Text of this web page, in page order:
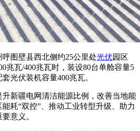
图壁县西北侧约25公里处光伏园区
兆瓦/400兆瓦时，装设80台单舱容量5
光伏装机容量400兆瓦。
新疆电网清洁能源比例，改善当地能
耗“双控”、推动工业转型升级、助力
意义。